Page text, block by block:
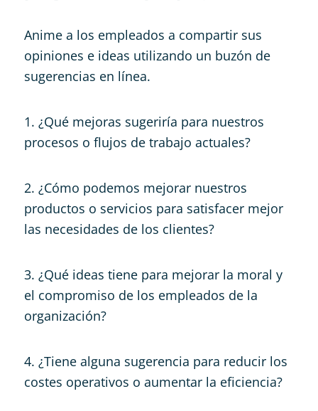
Anime a los empleados a compartir sus
opiniones e ideas utilizando un buzón de
sugerencias en línea.
1. ¿Qué mejoras sugeriría para nuestros
procesos o flujos de trabajo actuales?
2. ¿Cómo podemos mejorar nuestros
productos o servicios para satisfacer mejor
las necesidades de los clientes?
3. ¿Qué ideas tiene para mejorar la moral y
el compromiso de los empleados de la
organización?
4. ¿Tiene alguna sugerencia para reducir los
costes operativos o aumentar la eficiencia?